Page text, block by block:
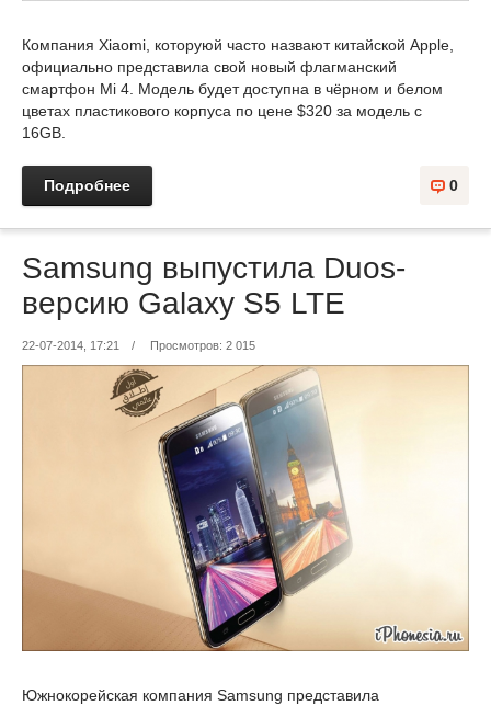
Компания Xiaomi, которуюй часто назвают китайской Apple,
официально представила свой новый флагманский
смартфон Mi 4. Модель будет доступна в чёрном и белом
цветах пластикового корпуса по цене $320 за модель с
16GB.
Подробнее 0
Samsung выпустила Duos-
версию Galaxy S5 LTE
22-07-2014, 17:21 / Просмотров: 2 015
Южнокорейская компания Samsung представила